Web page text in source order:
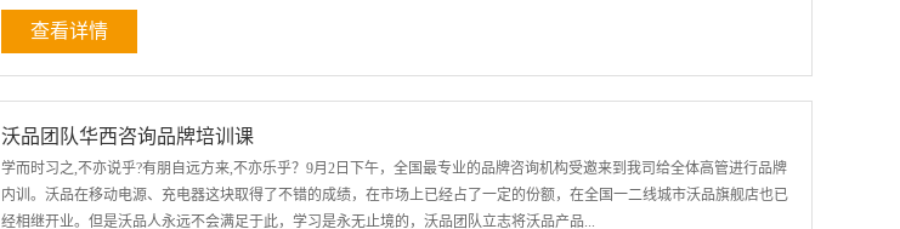
样板示例和先...
的信心保证。与会期间，工作人员忙的热火朝天，小小展台之间沃品吸引了大量的客户驻足参观商谈。 工作人员与客户在
一起 客户在沃品展览台观看交谈 意向合作客户合影 本次CES历经四天，在参展后工作人员收集了大量意向客户资料，丰硕
的成果也给此次展览会画上了圆满的句号。据沃品参展人员介绍，在接洽交谈的过程中，国际经销商特别看中沃品强大的研
发生产实力、别具一格的设计造型和高质量的产品。在提到奥海集团与各大知名品牌的战略合作时，参展客户都会非常认可
查看详情
沃品团队华西咨询品牌培训课
学而时习之,不亦说乎?有朋自远方来,不亦乐乎？9月2日下午，全国最专业的品牌咨询机构受邀来到我司给全体高管进行品牌
内训。沃品在移动电源、充电器这块取得了不错的成绩，在市场上已经占了一定的份额，在全国一二线城市沃品旗舰店也已
经相继开业。但是沃品人永远不会满足于此，学习是永无止境的，沃品团队立志将沃品产品...